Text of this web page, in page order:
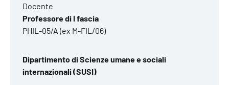
Docente
Professore di I fascia
PHIL-05/A (ex M-FIL/06)
Dipartimento di Scienze umane e sociali
internazionali (SUSI)